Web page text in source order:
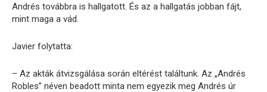
Andrés továbbra is hallgatott. És az a hallgatás jobban fájt,
mint maga a vád.
Javier folytatta:
– Az akták átvizsgálása során eltérést találtunk. Az „Andrés
Robles” néven beadott minta nem egyezik meg Andrés úr